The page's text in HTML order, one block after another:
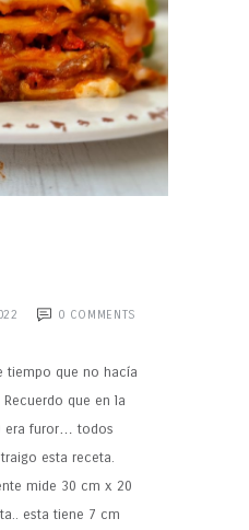
0 COMMENTS
tiempo que no hacía
que en la
era furor… todos
esta receta.
mide 30 cm x 20
esta tiene 7 cm